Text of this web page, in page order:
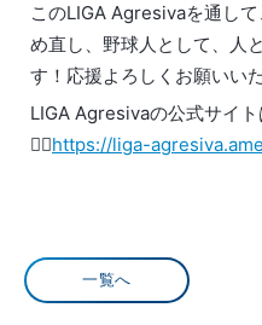
このLIGA Agresivaを通し
め直し、野球人として、人
す！応援よろしくお願いいた
LIGA Agresivaの公式サイ
💁‍♀️https://liga-
一覧へ